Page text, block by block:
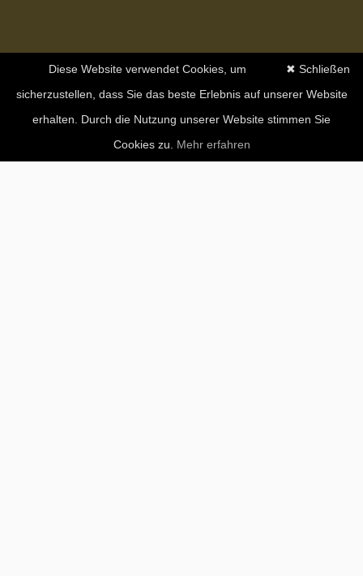
✖ Schließen
Diese Website verwendet Cookies, um
sicherzustellen, dass Sie das beste Erlebnis auf unserer Website
erhalten. Durch die Nutzung unserer Website stimmen Sie
Cookies zu. Mehr erfahren